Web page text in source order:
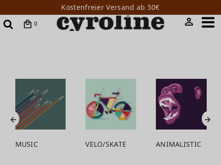
Kostenfreier Versand ab 50€
0
VELO/SKATE ANIMALISTIC ILLUSTRATION